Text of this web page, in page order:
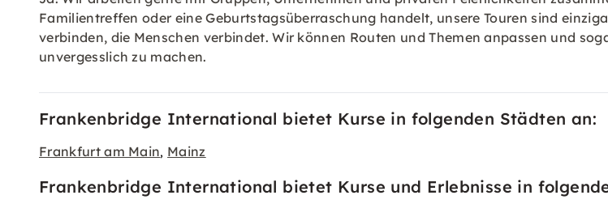
Familientreffen oder eine Geburtstagsüberraschung handelt, unsere Touren sind
verbinden, die Menschen verbindet. Wir können Routen und Themen anpassen und
unvergesslich zu machen.
Frankenbridge International bietet Kurse in folgenden Städten an:
Frankfurt am Main, Mainz
Frankenbridge International bietet Kurse und Erlebnisse in